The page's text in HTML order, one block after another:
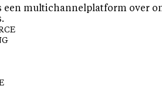
een multichannelplatform over